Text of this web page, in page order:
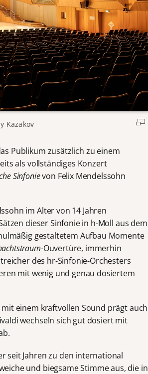
Kazakov
Publikum zusätzlich zu einem
als vollständiges Konzert
Sinfonievon Felix Mendelssohn
im Alter von 14 Jahren
dieser Sinfonie in h-Moll aus dem
gestaltetem Aufbau Momente
-Ouvertüre, immerhin
des hr-Sinfonie-Orchesters
mit wenig und genau dosiertem
einem kraftvollen Sound prägt auch
wechseln sich gut dosiert mit
seit Jahren zu den international
und biegsame Stimme aus, die in